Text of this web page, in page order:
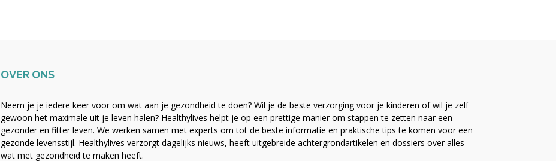
OVER ONS
Neem je je iedere keer voor om wat aan je gezondheid te doen? Wil je de beste verzorging voor je kinderen of wil je zelf
gewoon het maximale uit je leven halen? Healthylives helpt je op een prettige manier om stappen te zetten naar een
gezonder en fitter leven. We werken samen met experts om tot de beste informatie en praktische tips te komen voor een
gezonde levensstijl. Healthylives verzorgt dagelijks nieuws, heeft uitgebreide achtergrondartikelen en dossiers over alles
wat met gezondheid te maken heeft.